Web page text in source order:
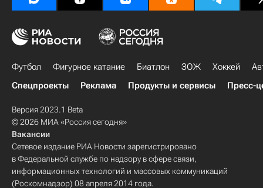
Футбол Фигурное катание Биатлон ЗОЖ Хоккей
Спецпроекты
Реклама Продукты и сервисы Пресс-
Версия 2023.1 Beta
© 2026 МИА «Россия сегодня»
Вакансии
Сетевое издание РИА Новости зарегистрировано
в Федеральной службе по надзору в сфере связи,
информационных технологий и массовых коммуникаций
(Роскомнадзор) 08 апреля 2014 года.